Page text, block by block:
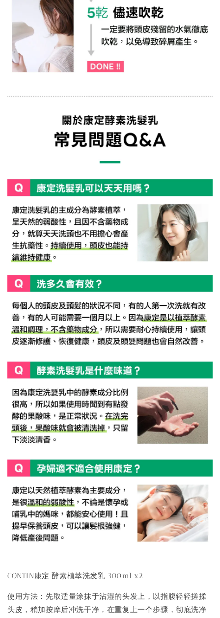
CONTIN康定 酵素植萃洗发乳 300ml x2
使用方法：先取适量涂抹于沾湿的头发上，以指腹轻轻搓揉
头皮，稍加按摩后冲洗干净，在重复上一个步骤，彻底洗净